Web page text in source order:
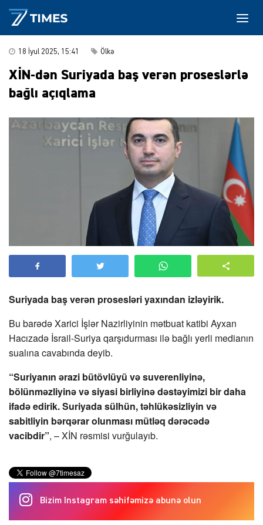
18 İyul 2025, 15:41 Ölkə
XİN-dən Suriyada baş verən proseslərlə
bağlı açıqlama
Suriyada baş verən prosesləri yaxından izləyirik.
Bu barədə Xarici İşlər Nazirliyinin mətbuat katibi Ayxan
Hacızadə İsrail-Suriya qarşıdurması ilə bağlı yerli medianın
sualına cavabında deyib.
“Suriyanın ərazi bütövlüyü və suverenliyinə,
bölünməzliyinə və siyasi birliyinə dəstəyimizi bir daha
ifadə edirik. Suriyada sülhün, təhlükəsizliyin və
sabitliyin bərqərar olunması mütləq dərəcədə
vacibdir”, – XİN rəsmisi vurğulayıb.
Bizim Instagram səhifəmizə abunə olun